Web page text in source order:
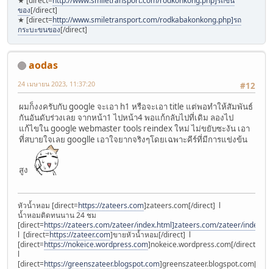
ของ[/direct]
★ [direct=http://www.smiletransport.com/rodkabakonkong.php]รถ
กระบะขนของ[/direct]
aodas
#12
24 เมษายน 2023, 11:37:20
ผมก็งงครับกับ google จะเอา h1 หรือจะเอา title แต่พอทำให้สัมพันธ์
กันอันดับร่วงเลย จากหน้า1 ไปหน้า4 พอแก้กลับไปที่เดิม ลองไป
แก้ไขใน google webmaster tools reindex ใหม่ ไม่ขยับซะงัน เอา
ที่สบายใจเลย googlle เอาใจยากจริงๆโดยเฉพาะคีร์ที่มีการแข่งข้น
สูง
หัวน้ำหอม [direct=https://zateers.com]zateers.com[/direct] l
น้ำหอมติดทนนาน 24 ชม
[direct=https://zateers.com/zateer/index.html]zateers.com/zateer/
l [direct=https://zateer.com]ขายหัวน้ำหอม[/direct] l
[direct=https://nokeice.wordpress.com]nokeice.wordpress.com[/direct]
l
[direct=https://greenszateer.blogspot.com]greenszateer.blogspot.com[/